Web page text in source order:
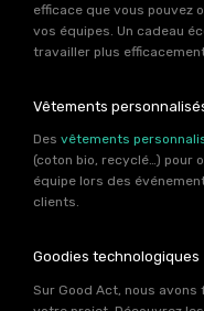
efficace que vous pouvez
vos équipes. Un cadeau
travailler plus
Vêtements
Des vêtements
(coton bio, recyclé…) pour
équipe lors des
clients.
Goodies technologiques
Sur Good Act, nous